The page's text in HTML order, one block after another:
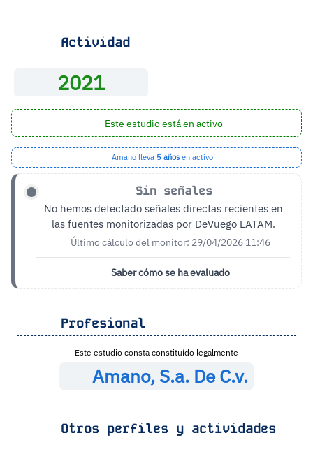
Actividad
2021
Este estudio está en activo
Amano lleva 5 años en activo
Sin señales
No hemos detectado señales directas recientes en
las fuentes monitorizadas por DeVuego LATAM.
Último cálculo del monitor: 29/04/2026 11:46
Saber cómo se ha evaluado
Profesional
Este estudio consta constituído legalmente
Amano, S.a. De C.v.
Otros perfiles y actividades